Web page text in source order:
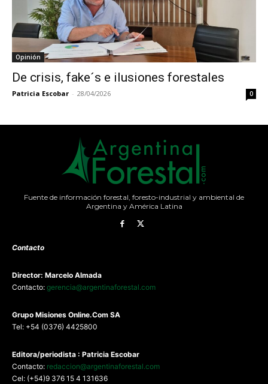
Opinión
De crisis, fake´s e ilusiones forestales
Patricia Escobar - 28/04/2026 0
Fuente de información forestal, foresto-industrial y ambiental de
Argentina y América Latina
Contacto
Director: Marcelo Almada
Contacto: gerencia@argentinaforestal.com
Grupo Misiones Online.Com SA
Tel: +54 (0376) 4425800
Editora/periodista : Patricia Escobar
Contacto: redaccion@argentinaforestal.com
Cel: (+54)9 376 15 4 131636